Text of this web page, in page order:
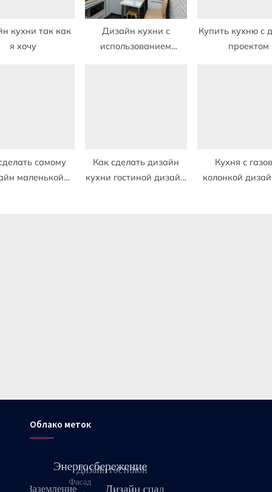
кухни так как
я хочу
Дизайн кухни с
использованием
Купить кухню с
проектом
самому
маленькой
Как сделать дизайн
кухни гостиной дизайн
Кухня с
колонкой
Облако меток